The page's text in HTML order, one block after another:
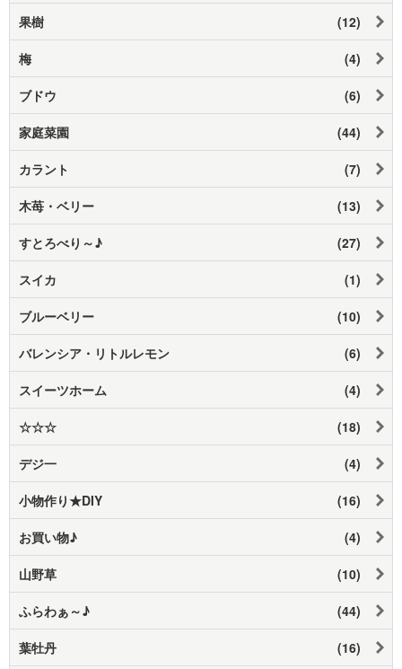
果樹 (12)
梅 (4)
ブドウ (6)
家庭菜園 (44)
カラント (7)
木苺・ベリー (13)
すとろべり～♪ (27)
スイカ (1)
ブルーベリー (10)
バレンシア・リトルレモン (6)
スイーツホーム (4)
☆☆☆ (18)
デジ一 (4)
小物作り★DIY (16)
お買い物♪ (4)
山野草 (10)
ふらわぁ～♪ (44)
葉牡丹 (16)